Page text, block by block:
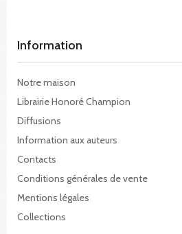
Information
Notre maison
Librairie Honoré Champion
Diffusions
Information aux auteurs
Contacts
Conditions générales de vente
Mentions légales
Collections